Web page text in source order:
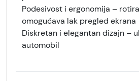
Podesivost i ergonomija –
omogućava lak pregled ekrana
Diskretan i elegantan dizajn –
automobil